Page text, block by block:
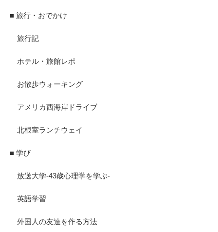
■ 旅行・おでかけ
旅行記
ホテル・旅館レポ
お散歩ウォーキング
アメリカ西海岸ドライブ
北根室ランチウェイ
■ 学び
放送大学-43歳心理学を学ぶ-
英語学習
外国人の友達を作る方法